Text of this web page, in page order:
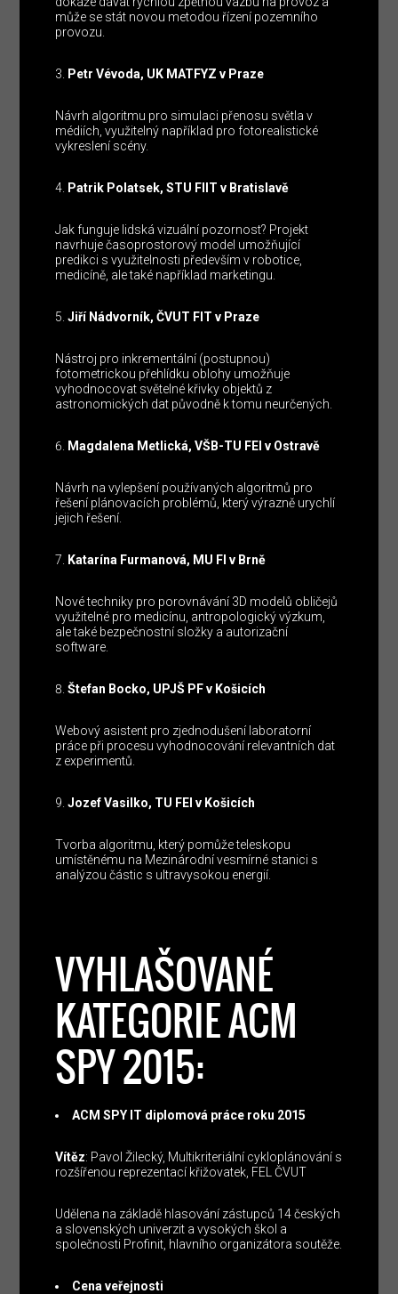
může se stát novou metodou řízení pozemního
provozu.
Petr Vévoda, UK MATFYZ v Praze
Návrh algoritmu pro simulaci přenosu světla v
médiích, využitelný například pro fotorealistické
vykreslení scény.
Patrik Polatsek, STU FIIT v Bratislavě
Jak funguje lidská vizuální pozornost? Projekt
navrhuje časoprostorový model umožňující
predikci s využitelnosti především v robotice,
medicíně, ale také například marketingu.
Jiří Nádvorník, ČVUT FIT v Praze
Nástroj pro inkrementální (postupnou)
fotometrickou přehlídku oblohy umožňuje
vyhodnocovat světelné křivky objektů z
astronomických dat původně k tomu neurčených.
Magdalena Metlická, VŠB-TU FEI v Ostravě
Návrh na vylepšení používaných algoritmů pro
řešení plánovacích problémů, který výrazně urychlí
jejich řešení.
Katarína Furmanová, MU FI v Brně
Nové techniky pro porovnávání 3D modelů obličejů
využitelné pro medicínu, antropologický výzkum,
ale také bezpečnostní složky a autorizační
software.
Štefan Bocko, UPJŠ PF v Košicích
Webový asistent pro zjednodušení laboratorní
práce při procesu vyhodnocování relevantních dat
z experimentů.
Jozef Vasilko, TU FEI v Košicích
Tvorba algoritmu, který pomůže teleskopu
umístěnému na Mezinárodní vesmírné stanici s
analýzou částic s ultravysokou energií.
VYHLAŠOVANÉ
KATEGORIE ACM
SPY 2015:
ACM SPY IT diplomová práce roku 2015
Vítěz: Pavol Žilecký, Multikriteriální cykloplánování s
rozšířenou reprezentací křižovatek, FEL ČVUT
Udělena na základě hlasování zástupců 14 českých
a slovenských univerzit a vysokých škol a
společnosti Profinit, hlavního organizátora soutěže.
Cena veřejnosti